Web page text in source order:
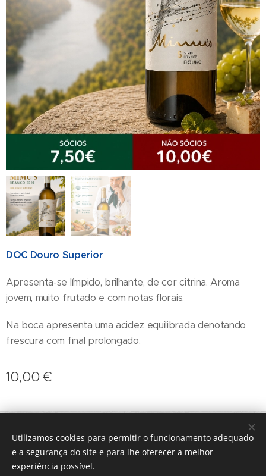
DOC Douro Superior
Apresenta-se límpido, brilhante, de cor citrina. Aroma
jovem, muito frutado e com notas florais.
Na boca apresenta uma acidez equilibrada denotando
frescura com final prolongado.
10,00 €
Desenvolvido por Webnode Cookies
Utilizamos cookies para permitir o funcionamento adequado
e a segurança do site e para lhe oferecer a melhor
experiência possível.